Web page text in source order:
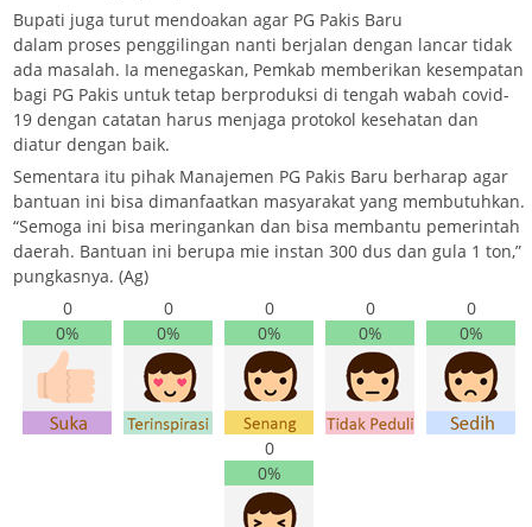
Bupati juga turut mendoakan agar PG Pakis Baru
dalam proses penggilingan nanti berjalan dengan lancar tidak
ada masalah. Ia menegaskan, Pemkab memberikan kesempatan
bagi PG Pakis untuk tetap berproduksi di tengah wabah covid-
19 dengan catatan harus menjaga protokol kesehatan dan
diatur dengan baik.
Sementara itu pihak Manajemen PG Pakis Baru berharap agar
bantuan ini bisa dimanfaatkan masyarakat yang membutuhkan.
“Semoga ini bisa meringankan dan bisa membantu pemerintah
daerah. Bantuan ini berupa mie instan 300 dus dan gula 1 ton,”
pungkasnya. (Ag)
0
0%
0
0%
0
0%
0
0%
0
0%
0
0%